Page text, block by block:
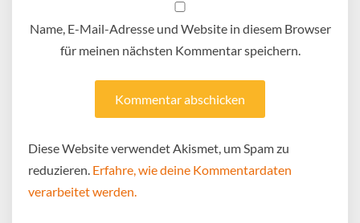
Name, E-Mail-Adresse und Website in diesem Browser
für meinen nächsten Kommentar speichern.
Diese Website verwendet Akismet, um Spam zu
reduzieren. Erfahre, wie deine Kommentardaten
verarbeitet werden.